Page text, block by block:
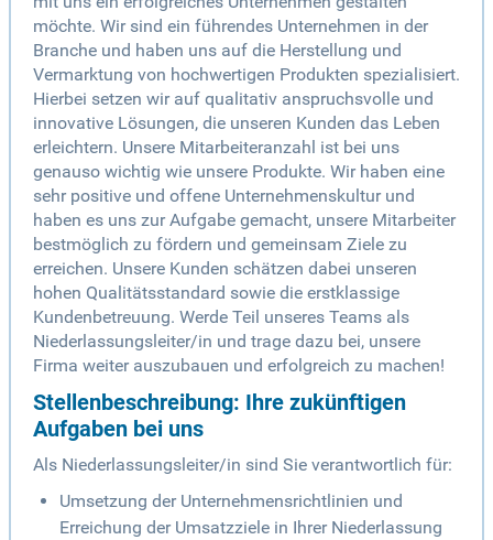
möchte. Wir sind ein führendes Unternehmen in der
Branche und haben uns auf die Herstellung und
Vermarktung von hochwertigen Produkten spezialisiert.
Hierbei setzen wir auf qualitativ anspruchsvolle und
innovative Lösungen, die unseren Kunden das Leben
erleichtern. Unsere Mitarbeiteranzahl ist bei uns
genauso wichtig wie unsere Produkte. Wir haben eine
sehr positive und offene Unternehmenskultur und
haben es uns zur Aufgabe gemacht, unsere Mitarbeiter
bestmöglich zu fördern und gemeinsam Ziele zu
erreichen. Unsere Kunden schätzen dabei unseren
hohen Qualitätsstandard sowie die erstklassige
Kundenbetreuung. Werde Teil unseres Teams als
Niederlassungsleiter/in und trage dazu bei, unsere
Firma weiter auszubauen und erfolgreich zu machen!
Stellenbeschreibung: Ihre zukünftigen
Aufgaben bei uns
Als Niederlassungsleiter/in sind Sie verantwortlich für:
Umsetzung der Unternehmensrichtlinien und
Erreichung der Umsatzziele in Ihrer Niederlassung